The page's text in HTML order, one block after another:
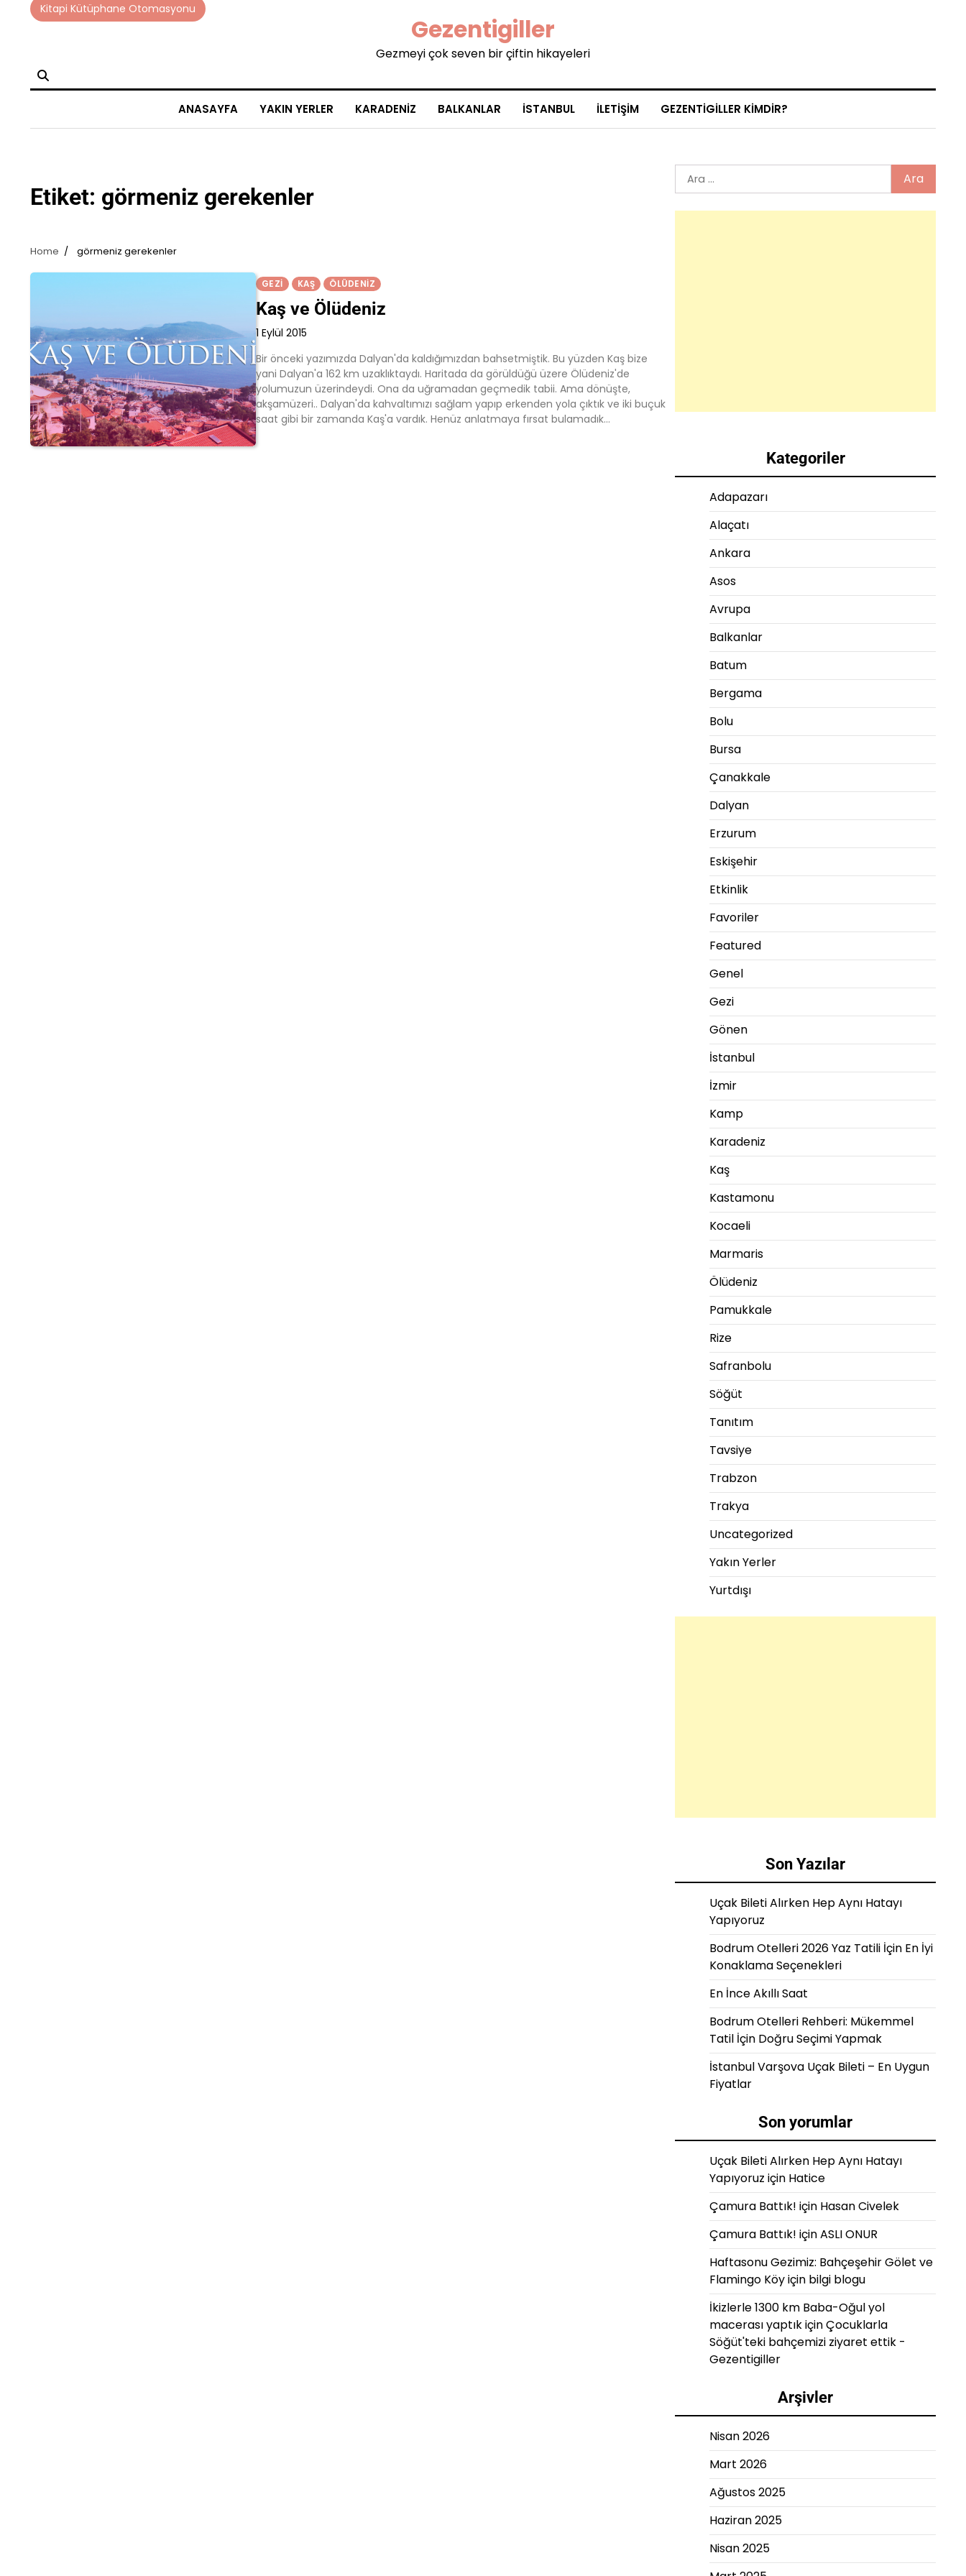
Kitapi Kütüphane Otomasyonu
Gezentigiller
Gezmeyi çok seven bir çiftin hikayeleri
ANASAYFA YAKIN YERLER KARADENIZ BALKANLAR İSTANBUL İLETIŞIM GEZENTIGILLER KIMDIR?
Etiket: görmeniz gerekenler
Home görmeniz gerekenler
GEZI KAŞ ÖLÜDENIZ
Kaş ve Ölüdeniz
1 Eylül 2015
Bir önceki yazımızda Dalyan'da kaldığımızdan bahsetmiştik. Bu yüzden Kaş bize
yani Dalyan'a 162 km uzaklıktaydı. Haritada da görüldüğü üzere Ölüdeniz'de
yolumuzun üzerindeydi. Ona da uğramadan geçmedik tabii. Ama dönüşte,
akşamüzeri.. Dalyan'da kahvaltımızı sağlam yapıp erkenden yola çıktık ve iki buçuk
saat gibi bir zamanda Kaş'a vardık. Henüz anlatmaya fırsat bulamadık…
Arama:
Kategoriler
Adapazarı
Alaçatı
Ankara
Asos
Avrupa
Balkanlar
Batum
Bergama
Bolu
Bursa
Çanakkale
Dalyan
Erzurum
Eskişehir
Etkinlik
Favoriler
Featured
Genel
Gezi
Gönen
İstanbul
İzmir
Kamp
Karadeniz
Kaş
Kastamonu
Kocaeli
Marmaris
Ölüdeniz
Pamukkale
Rize
Safranbolu
Söğüt
Tanıtım
Tavsiye
Trabzon
Trakya
Uncategorized
Yakın Yerler
Yurtdışı
Son Yazılar
Uçak Bileti Alırken Hep Aynı Hatayı
Yapıyoruz
Bodrum Otelleri 2026 Yaz Tatili İçin En İyi
Konaklama Seçenekleri
En İnce Akıllı Saat
Bodrum Otelleri Rehberi: Mükemmel
Tatil İçin Doğru Seçimi Yapmak
İstanbul Varşova Uçak Bileti – En Uygun
Fiyatlar
Son yorumlar
Uçak Bileti Alırken Hep Aynı Hatayı
Yapıyoruz için Hatice
Çamura Battık! için Hasan Civelek
Çamura Battık! içinASLI ONUR
Haftasonu Gezimiz: Bahçeşehir Gölet ve
Flamingo Köyiçin bilgi blogu
İkizlerle 1300 km Baba-Oğul yol
macerası yaptıkiçinÇocuklarla
Söğüt'teki bahçemizi ziyaret ettik -
Gezentigiller
Arşivler
Nisan 2026
Mart 2026
Ağustos 2025
Haziran 2025
Nisan 2025